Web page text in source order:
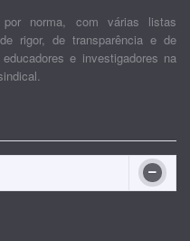
norma, com várias listas
rigor, de transparência e de
e investigadores na